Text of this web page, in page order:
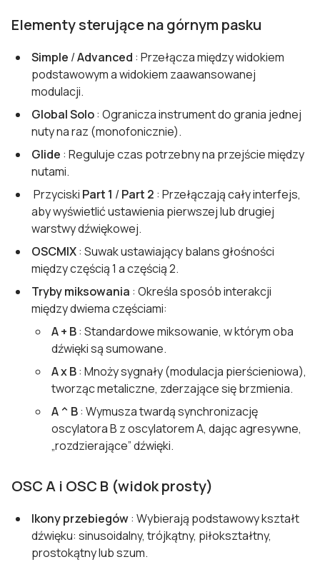
Elementy sterujące na górnym pasku
Simple /Advanced : Przełącza między widokiem
podstawowym a widokiem zaawansowanej
modulacji.
Global Solo: Ogranicza instrument do grania jednej
nuty na raz (monofonicznie).
Glide : Reguluje czas potrzebny na przejście między
nutami.
Przyciski Part 1 / Part 2 : Przełączają cały interfejs,
aby wyświetlić ustawienia pierwszej lub drugiej
warstwy dźwiękowej.
OSCMIX: Suwak ustawiający balans głośności
między częścią 1 a częścią 2.
Tryby miksowania : Określa sposób interakcji
między dwiema częściami:
A + B: Standardowe miksowanie, w którym oba
dźwięki są sumowane.
A x B: Mnoży sygnały (modulacja pierścieniowa),
tworząc metaliczne, zderzające się brzmienia.
A ^ B: Wymusza twardą synchronizację
oscylatora B z oscylatorem A, dając agresywne,
„rozdzierające” dźwięki.
OSC A i OSC B (widok prosty)
Ikony przebiegów: Wybierają podstawowy kształt
dźwięku: sinusoidalny, trójkątny, piłokształtny,
prostokątny lub szum.